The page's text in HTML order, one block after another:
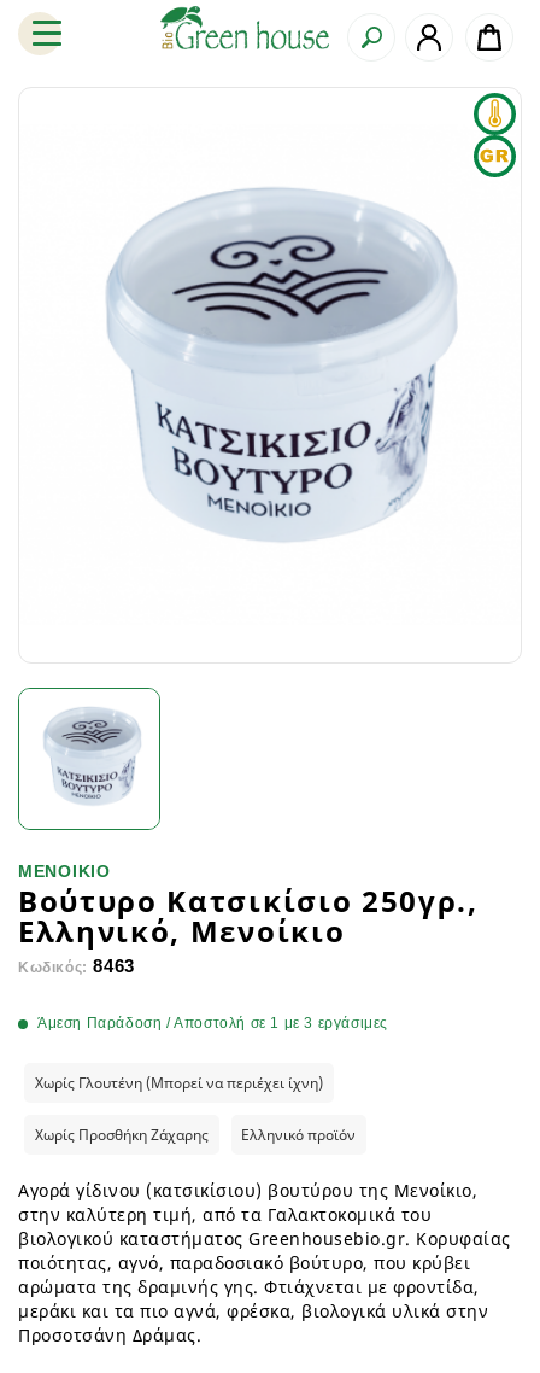
ΜΕΝΟΙΚΙΟ
Βούτυρο Κατσικίσιο 250γρ.,
Ελληνικό, Μενοίκιο
Κωδικός: 8463
Άμεση Παράδοση / Αποστολή σε 1 με 3 εργάσιμες
Χωρίς Γλουτένη (Μπορεί να περιέχει ίχνη)
Χωρίς Προσθήκη Ζάχαρης Ελληνικό προϊόν
Αγορά γίδινου (κατσικίσιου) βουτύρου της Μενοίκιο,
στην καλύτερη τιμή, από τα Γαλακτοκομικά του
βιολογικού καταστήματος Greenhousebio.gr. Κορυφαίας
ποιότητας, αγνό, παραδοσιακό βούτυρο, που κρύβει
αρώματα της δραμινής γης. Φτιάχνεται με φροντίδα,
μεράκι και τα πιο αγνά, φρέσκα, βιολογικά υλικά στην
Προσοτσάνη Δράμας.